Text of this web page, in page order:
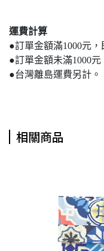
運費計算
●訂單金額滿1000元，
●訂單金額未滿1000
●台灣離島運費另計。
相關商品